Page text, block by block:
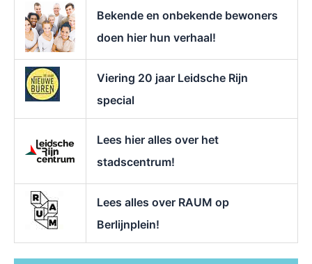
Bekende en onbekende bewoners
doen hier hun verhaal!
Viering 20 jaar Leidsche Rijn
special
Lees hier alles over het
stadscentrum!
Lees alles over RAUM op
Berlijnplein!